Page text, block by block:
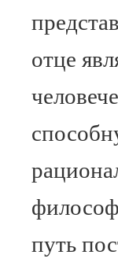
отце
путь